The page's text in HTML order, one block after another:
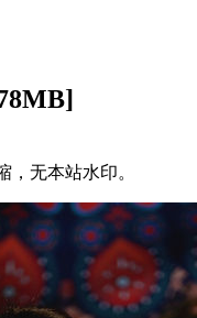
无本站水印。